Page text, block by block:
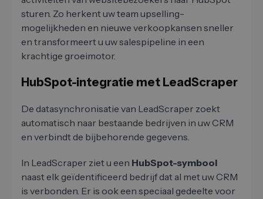
sturen. Zo herkent uw team upselling-
mogelijkheden en nieuwe verkoopkansen sneller
en transformeert u uw salespipeline in een
krachtige groeimotor.
HubSpot-integratie met LeadScraper
De datasynchronisatie van LeadScraper zoekt
automatisch naar bestaande bedrijven in uw CRM
en verbindt de bijbehorende gegevens.
In LeadScraper ziet u een HubSpot-symbool
naast elk geïdentificeerd bedrijf dat al met uw CRM
is verbonden. Er is ook een speciaal gedeelte voor